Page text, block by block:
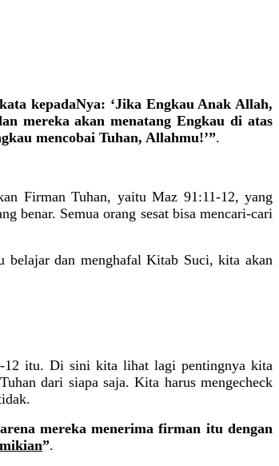
kepadaNya: ‘Jika Engkau Anak Allah,
mereka akan menatang Engkau di atas
mencobai Tuhan, Allahmu!’”.
Firman Tuhan, yaitu Maz 91:11-12, yang
benar. Semua orang sesat bisa mencari-cari
belajar dan menghafal Kitab Suci, kita akan
12 itu. Di sini kita lihat lagi pentingnya kita
dari siapa saja. Kita harus mengecheck
mereka menerima firman itu dengan
”.